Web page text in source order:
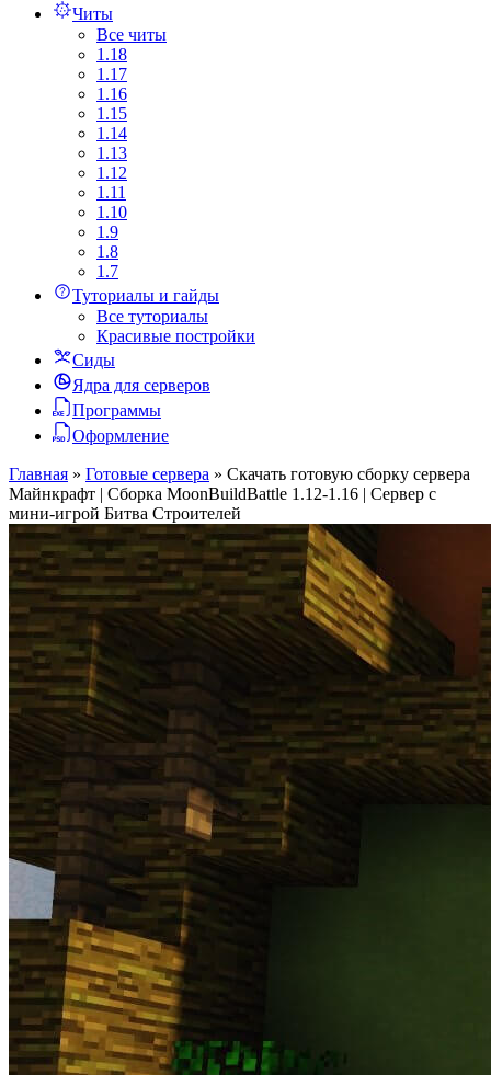
Читы
Все читы
1.18
1.17
1.16
1.15
1.14
1.13
1.12
1.11
1.10
1.9
1.8
1.7
Туториалы и гайды
Все туториалы
Красивые постройки
Сиды
Ядра для серверов
Программы
Оформление
Главная » Готовые сервера » Скачать готовую сборку сервера
Майнкрафт | Сборка MoonBuildBattle 1.12-1.16 | Сервер с
мини-игрой Битва Строителей